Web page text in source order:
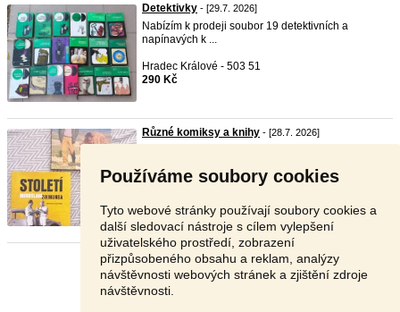
Používáme soubory cookies
Tyto webové stránky používají soubory cookies a
další sledovací nástroje s cílem vylepšení
uživatelského prostředí, zobrazení
přizpůsobeného obsahu a reklam, analýzy
návštěvnosti webových stránek a zjištění zdroje
návštěvnosti.
Detektivky - [29.7. 2026]
Nabízím k prodeji soubor 19 detektivních a
napínavých k ...
Hradec Králové - 503 51
290 Kč
Různé komiksy a knihy - [28.7. 2026]
Nabídněte
Stránka: 1 2 3 Další